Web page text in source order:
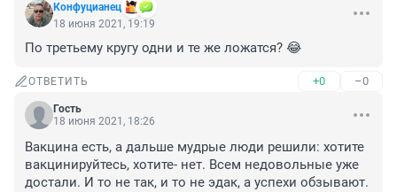
Конфуцианец
18 июня 2021, 19:19
По третьему кругу одни и те же ложатся? 😂
ОТВЕТИТЬ +0 –0
Гость
18 июня 2021, 18:26
Вакцина есть, а дальше мудрые люди решили: хотите
вакцинируйтесь, хотите- нет. Всем недовольные уже
достали. И то не так, и то не эдак, а успехи обзывают.